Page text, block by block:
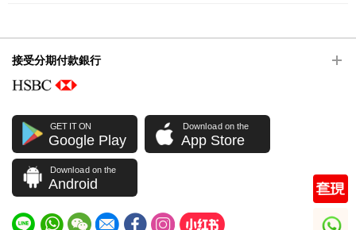
接受分期付款銀行
GET IT ON
Google Play
Download on the
App Store
Download on the
Android